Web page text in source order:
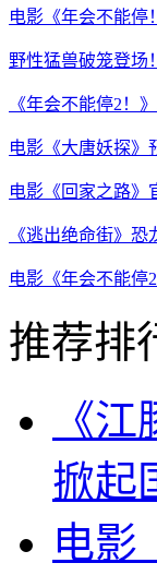
电影《年会不能停
野性猛兽破笼登场
《年会不能停2！
电影《大唐妖探》
电影《回家之路》
《逃出绝命街》
电影《年会不能停
推荐排
《
掀起
电影